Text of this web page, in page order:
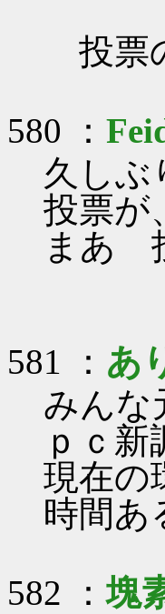
投票
580 ：
久しぶ
投票が
まあ
581 ： あ
みんな
ｐｃ
現在の
時間あ
582 ：塊